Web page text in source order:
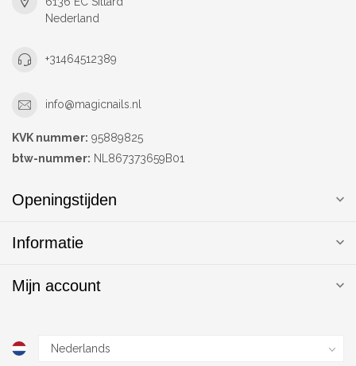
Nederland
+31464512389
info@magicnails.nl
KVK nummer: 95889825
btw-nummer: NL867373659B01
Openingstijden
Informatie
Mijn account